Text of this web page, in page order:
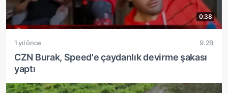
0:38
1 yıl önce 9.2B
CZN Burak, Speed'e çaydanlık devirme şakası
yaptı